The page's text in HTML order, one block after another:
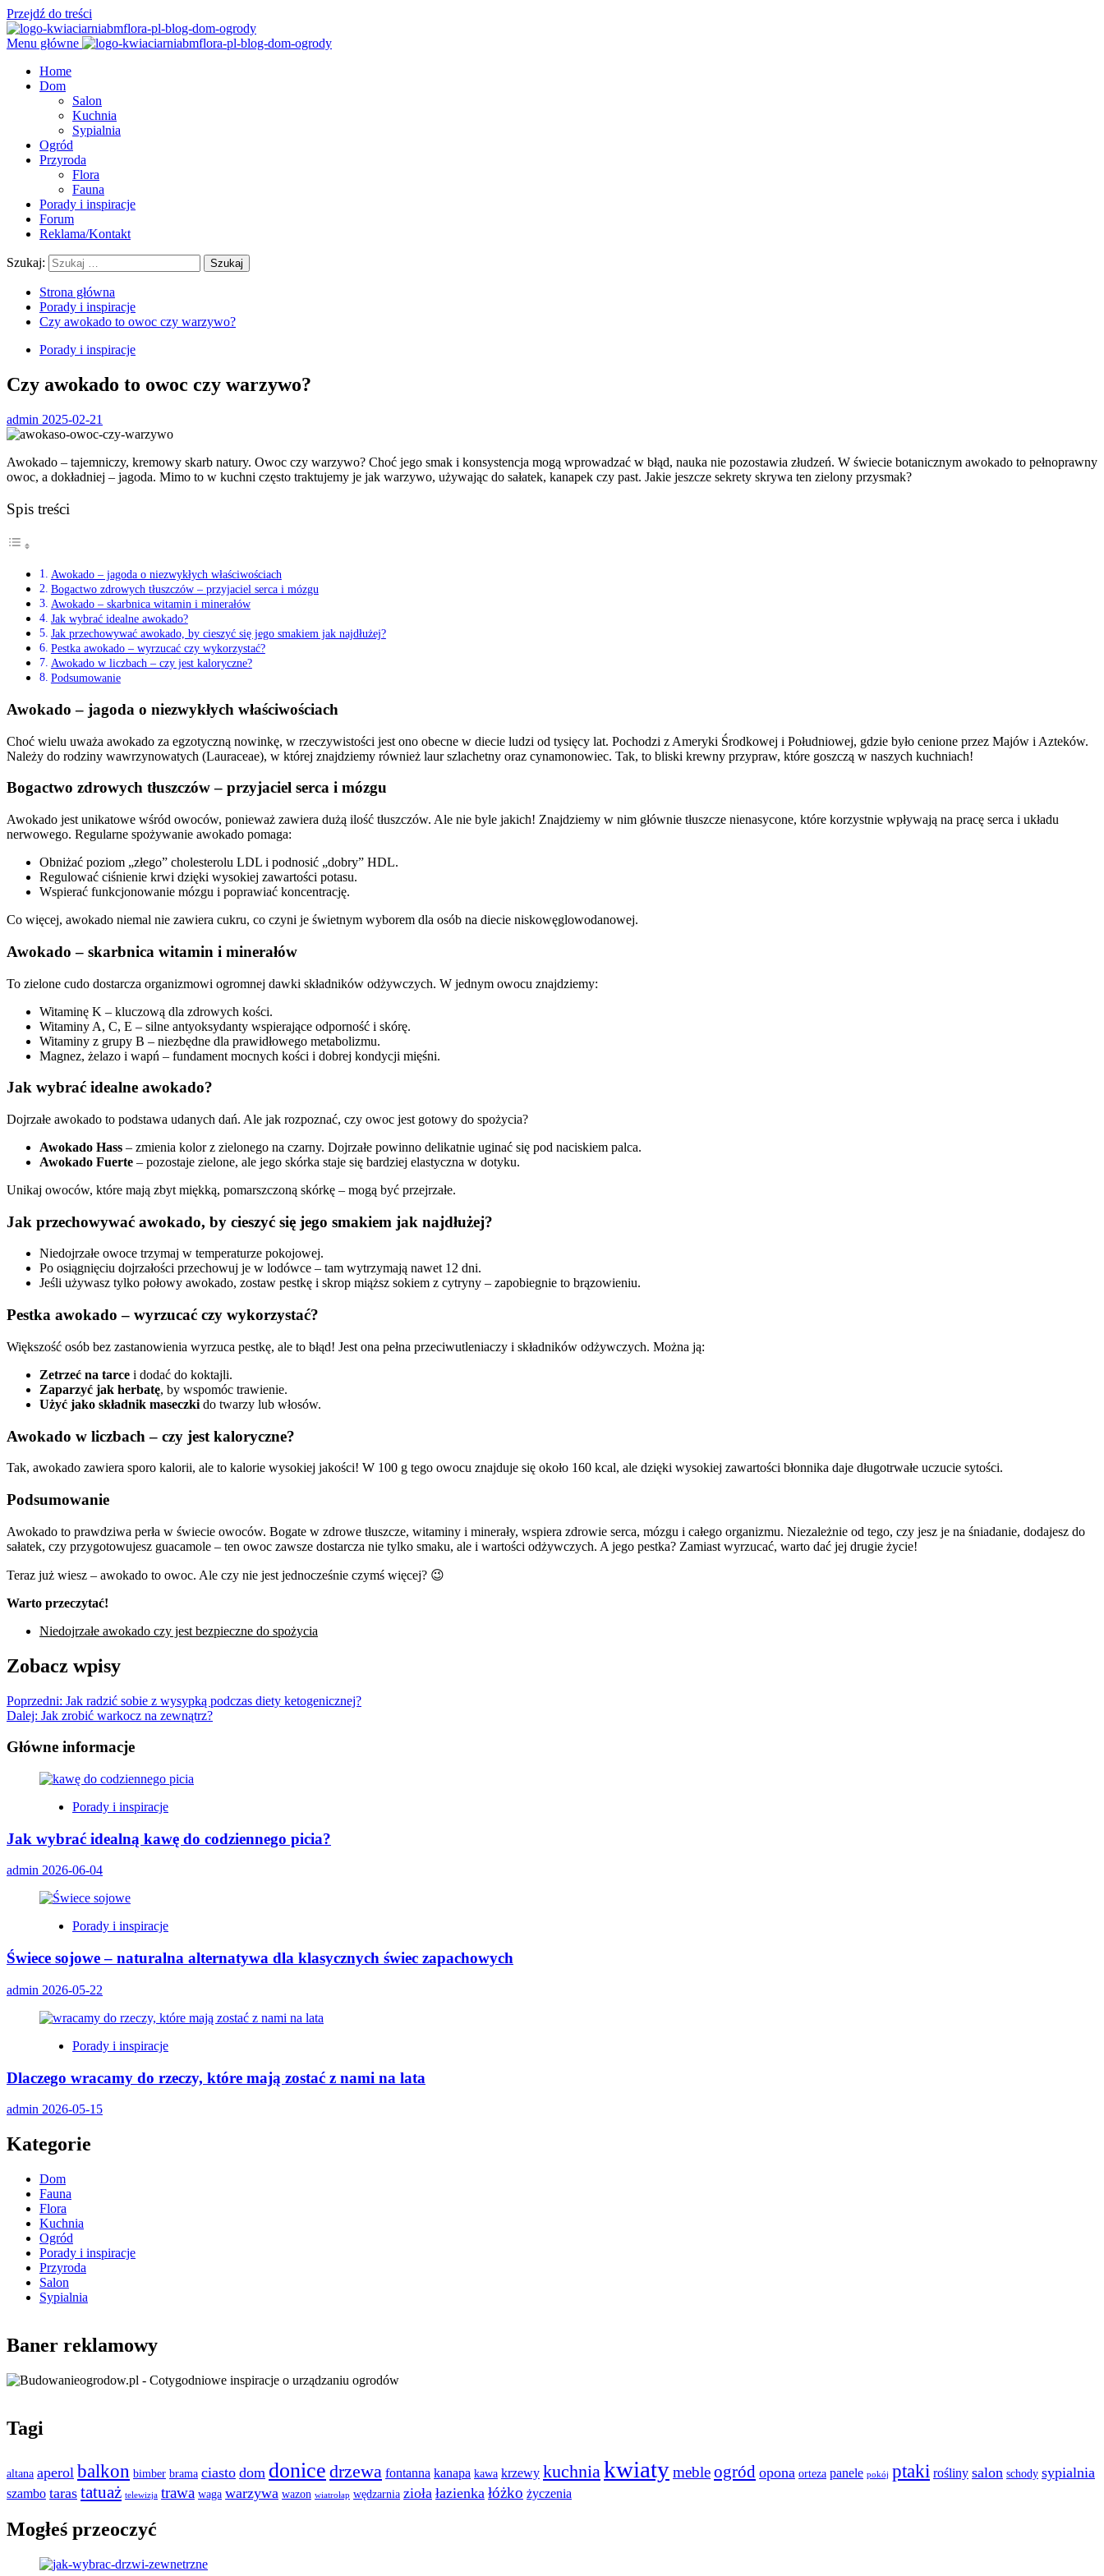
Przejdź do treści
Menu główne
Home
Dom
Salon
Kuchnia
Sypialnia
Ogród
Przyroda
Flora
Fauna
Porady i inspiracje
Forum
Reklama/Kontakt
Szukaj:
Strona główna
Porady i inspiracje
Czy awokado to owoc czy warzywo?
Porady i inspiracje
Czy awokado to owoc czy warzywo?
admin 2025-02-21
Awokado – tajemniczy, kremowy skarb natury. Owoc czy warzywo? Choć jego smak i konsystencja mogą wprowadzać w błąd, nauka nie pozostawia złudzeń. W świecie botanicznym awokado to pełnoprawny
owoc, a dokładniej – jagoda. Mimo to w kuchni często traktujemy je jak warzywo, używając do sałatek, kanapek czy past. Jakie jeszcze sekrety skrywa ten zielony przysmak?
Spis treści
Awokado – jagoda o niezwykłych właściwościach
Bogactwo zdrowych tłuszczów – przyjaciel serca i mózgu
Awokado – skarbnica witamin i minerałów
Jak wybrać idealne awokado?
Jak przechowywać awokado, by cieszyć się jego smakiem jak najdłużej?
Pestka awokado – wyrzucać czy wykorzystać?
Awokado w liczbach – czy jest kaloryczne?
Podsumowanie
Awokado – jagoda o niezwykłych właściwościach
Choć wielu uważa awokado za egzotyczną nowinkę, w rzeczywistości jest ono obecne w diecie ludzi od tysięcy lat. Pochodzi z Ameryki Środkowej i Południowej, gdzie było cenione przez Majów i Azteków.
Należy do rodziny wawrzynowatych (Lauraceae), w której znajdziemy również laur szlachetny oraz cynamonowiec. Tak, to bliski krewny przypraw, które goszczą w naszych kuchniach!
Bogactwo zdrowych tłuszczów – przyjaciel serca i mózgu
Awokado jest unikatowe wśród owoców, ponieważ zawiera dużą ilość tłuszczów. Ale nie byle jakich! Znajdziemy w nim głównie tłuszcze nienasycone, które korzystnie wpływają na pracę serca i układu
nerwowego. Regularne spożywanie awokado pomaga:
Obniżać poziom „złego” cholesterolu LDL i podnosić „dobry” HDL.
Regulować ciśnienie krwi dzięki wysokiej zawartości potasu.
Wspierać funkcjonowanie mózgu i poprawiać koncentrację.
Co więcej, awokado niemal nie zawiera cukru, co czyni je świetnym wyborem dla osób na diecie niskowęglowodanowej.
Awokado – skarbnica witamin i minerałów
To zielone cudo dostarcza organizmowi ogromnej dawki składników odżywczych. W jednym owocu znajdziemy:
Witaminę K – kluczową dla zdrowych kości.
Witaminy A, C, E – silne antyoksydanty wspierające odporność i skórę.
Witaminy z grupy B – niezbędne dla prawidłowego metabolizmu.
Magnez, żelazo i wapń – fundament mocnych kości i dobrej kondycji mięśni.
Jak wybrać idealne awokado?
Dojrzałe awokado to podstawa udanych dań. Ale jak rozpoznać, czy owoc jest gotowy do spożycia?
Awokado Hass – zmienia kolor z zielonego na czarny. Dojrzałe powinno delikatnie uginać się pod naciskiem palca.
Awokado Fuerte – pozostaje zielone, ale jego skórka staje się bardziej elastyczna w dotyku.
Unikaj owoców, które mają zbyt miękką, pomarszczoną skórkę – mogą być przejrzałe.
Jak przechowywać awokado, by cieszyć się jego smakiem jak najdłużej?
Niedojrzałe owoce trzymaj w temperaturze pokojowej.
Po osiągnięciu dojrzałości przechowuj je w lodówce – tam wytrzymają nawet 12 dni.
Jeśli używasz tylko połowy awokado, zostaw pestkę i skrop miąższ sokiem z cytryny – zapobiegnie to brązowieniu.
Pestka awokado – wyrzucać czy wykorzystać?
Większość osób bez zastanowienia wyrzuca pestkę, ale to błąd! Jest ona pełna przeciwutleniaczy i składników odżywczych. Można ją:
Zetrzeć na tarce i dodać do koktajli.
Zaparzyć jak herbatę, by wspomóc trawienie.
Użyć jako składnik maseczki do twarzy lub włosów.
Awokado w liczbach – czy jest kaloryczne?
Tak, awokado zawiera sporo kalorii, ale to kalorie wysokiej jakości! W 100 g tego owocu znajduje się około 160 kcal, ale dzięki wysokiej zawartości błonnika daje długotrwałe uczucie sytości.
Podsumowanie
Awokado to prawdziwa perła w świecie owoców. Bogate w zdrowe tłuszcze, witaminy i minerały, wspiera zdrowie serca, mózgu i całego organizmu. Niezależnie od tego, czy jesz je na śniadanie, dodajesz do
sałatek, czy przygotowujesz guacamole – ten owoc zawsze dostarcza nie tylko smaku, ale i wartości odżywczych. A jego pestka? Zamiast wyrzucać, warto dać jej drugie życie!
Teraz już wiesz – awokado to owoc. Ale czy nie jest jednocześnie czymś więcej? 😉
Warto przeczytać!
Niedojrzałe awokado czy jest bezpieczne do spożycia
Zobacz wpisy
Poprzedni: Jak radzić sobie z wysypką podczas diety ketogenicznej?
Dalej: Jak zrobić warkocz na zewnątrz?
Główne informacje
Porady i inspiracje
Jak wybrać idealną kawę do codziennego picia?
admin 2026-06-04
Porady i inspiracje
Świece sojowe – naturalna alternatywa dla klasycznych świec zapachowych
admin 2026-05-22
Porady i inspiracje
Dlaczego wracamy do rzeczy, które mają zostać z nami na lata
admin 2026-05-15
Kategorie
Dom
Fauna
Flora
Kuchnia
Ogród
Porady i inspiracje
Przyroda
Salon
Sypialnia
Baner reklamowy
Tagi
altana aperol balkon bimber brama ciasto dom donice drzewa fontanna kanapa kawa krzewy kuchnia kwiatymebleogród opona orteza panele pokój ptaki rośliny salon schody sypialnia
szambo taras tatuaż telewizja trawa waga warzywa wazon wiatrołap wędzarnia zioła łazienka łóżko życzenia
Mogłeś przeoczyć